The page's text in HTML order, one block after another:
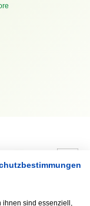
ihnen sind essenziell,